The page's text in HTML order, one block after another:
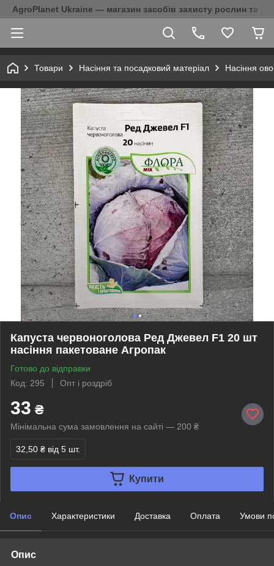
AgroPlanet Ukraine — магазин засобів захисту рослин та
Товари Насіння та посадковий матеріал Насіння
Капуста червоноголова Ред Джевел F1 20 шт
насіння пакетоване Агропак
Готово до відправки
Код: 295
Опт і роздріб
33 ₴
Мінімальна сума замовлення на сайті — 200 ₴
32,50 ₴ від 5 шт.
Купити
Опис Характеристики Доставка Оплата Умови
Опис